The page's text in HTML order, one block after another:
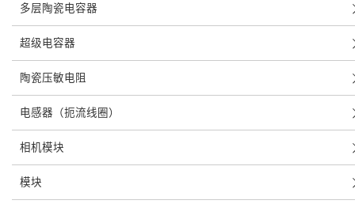
多层陶瓷电容器
超级电容器
陶瓷压敏电阻
电感器（扼流线圈）
相机模块
模块